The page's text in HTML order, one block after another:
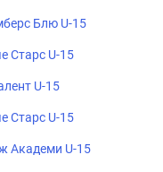
Блю U-15
Старс U-15
U-15
Старс U-15
Академи U-15